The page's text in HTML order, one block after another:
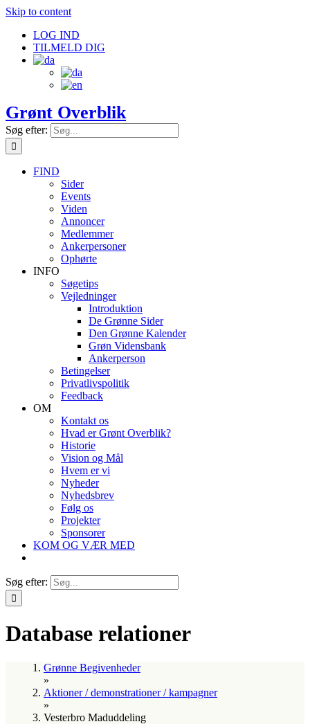
Skip to content
LOG IND
TILMELD DIG
Grønt Overblik
Søg efter:
FIND
Sider
Events
Viden
Annoncer
Medlemmer
Ankerpersoner
Ophørte
INFO
Søgetips
Vejledninger
Introduktion
De Grønne Sider
Den Grønne Kalender
Grøn Vidensbank
Ankerperson
Betingelser
Privatlivspolitik
Feedback
OM
Kontakt os
Hvad er Grønt Overblik?
Historie
Vision og Mål
Hvem er vi
Nyheder
Nyhedsbrev
Følg os
Projekter
Sponsorer
KOM OG VÆR MED
Søg efter:
Database relationer
Grønne Begivenheder
»
Aktioner / demonstrationer / kampagner
»
Vesterbro Maduddeling